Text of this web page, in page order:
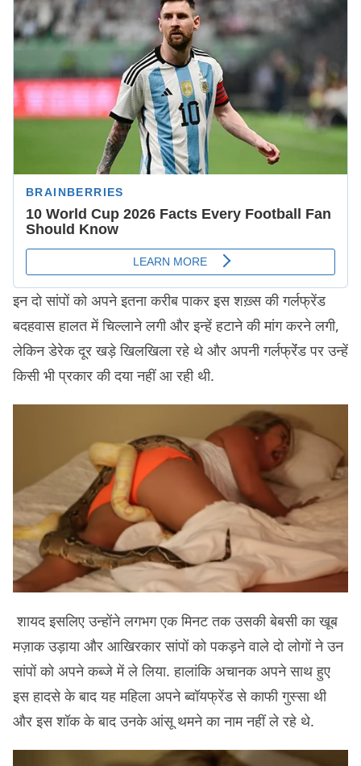
इन दो सांपों को अपने इतना करीब पाकर इस शख़्स की गर्लफ्रेंड
बदहवास हालत में चिल्लाने लगी और इन्हें हटाने की मांग करने लगी,
लेकिन डेरेक दूर खड़े खिलखिला रहे थे और अपनी गर्लफ्रेंंड पर उन्हें
किसी भी प्रकार की दया नहीं आ रही थी.
शायद इसलिए उन्होंने लगभग एक मिनट तक उसकी बेबसी का खूब
मज़ाक उड़ाया और आखिरकार सांपों को पकड़ने वाले दो लोगों ने उन
सांपों को अपने कब्जे में ले लिया. हालांकि अचानक अपने साथ हुए
इस हादसे के बाद यह महिला अपने ब्वॉयफ्रेंड से काफी गुस्सा थी
और इस शॉक के बाद उनके आंसू थमने का नाम नहीं ले रहे थे.